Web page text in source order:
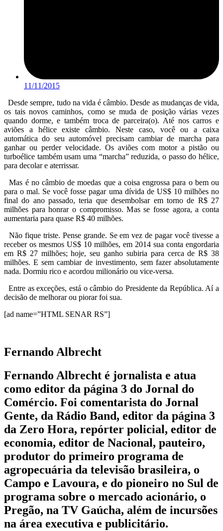
11/11/2015
Desde sempre, tudo na vida é câmbio. Desde as mudanças de vida,
os tais novos caminhos, como se muda de posição várias vezes
quando dorme, e também troca de parceira(o). Até nos carros e
aviões a hélice existe câmbio. Neste caso, você ou a caixa
automática do seu automóvel precisam cambiar de marcha para
ganhar ou perder velocidade. Os aviões com motor a pistão ou
turboélice também usam uma “marcha” reduzida, o passo do hélice,
para decolar e aterrissar.
Mas é no câmbio de moedas que a coisa engrossa para o bem ou
para o mal. Se você fosse pagar uma dívida de US$ 10 milhões no
final do ano passado, teria que desembolsar em torno de R$ 27
milhões para honrar o compromisso. Mas se fosse agora, a conta
aumentaria para quase R$ 40 milhões.
Não fique triste. Pense grande. Se em vez de pagar você tivesse a
receber os mesmos US$ 10 milhões, em 2014 sua conta engordaria
em R$ 27 milhões; hoje, seu ganho subiria para cerca de R$ 38
milhões. E sem cambiar de investimento, sem fazer absolutamente
nada. Dormiu rico e acordou milionário ou vice-versa.
Entre as exceções, está o câmbio do Presidente da República. Aí a
decisão de melhorar ou piorar foi sua.
[ad name=”HTML SENAR RS”]
Fernando Albrecht
Fernando Albrecht é jornalista e atua
como editor da página 3 do Jornal do
Comércio. Foi comentarista do Jornal
Gente, da Rádio Band, editor da página 3
da Zero Hora, repórter policial, editor de
economia, editor de Nacional, pauteiro,
produtor do primeiro programa de
agropecuária da televisão brasileira, o
Campo e Lavoura, e do pioneiro no Sul de
programa sobre o mercado acionário, o
Pregão, na TV Gaúcha, além de incursões
na área executiva e publicitário.